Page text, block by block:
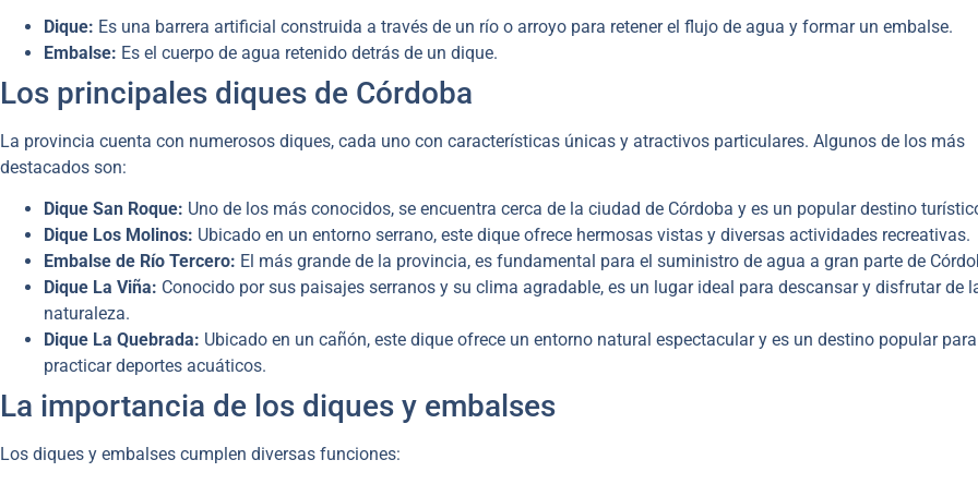
Dique: Es una barrera artificial construida a través de un río o arroyo para retener el flujo de agua y formar un embalse.
Embalse: Es el cuerpo de agua retenido detrás de un dique.
Los principales diques de Córdoba
La provincia cuenta con numerosos diques, cada uno con características únicas y atractivos particulares. Algunos de los más
destacados son:
Dique San Roque: Uno de los más conocidos, se encuentra cerca de la ciudad de Córdoba y es un popular destino
Dique Los Molinos: Ubicado en un entorno serrano, este dique ofrece hermosas vistas y diversas actividades recreativas.
Embalse de Río Tercero: El más grande de la provincia, es fundamental para el suministro de agua a gran parte de
Dique La Viña: Conocido por sus paisajes serranos y su clima agradable, es un lugar ideal para descansar y disfrutar de
naturaleza.
Dique La Quebrada: Ubicado en un cañón, este dique ofrece un entorno natural espectacular y es un destino popular para
practicar deportes acuáticos.
La importancia de los diques y embalses
Los diques y embalses cumplen diversas funciones: